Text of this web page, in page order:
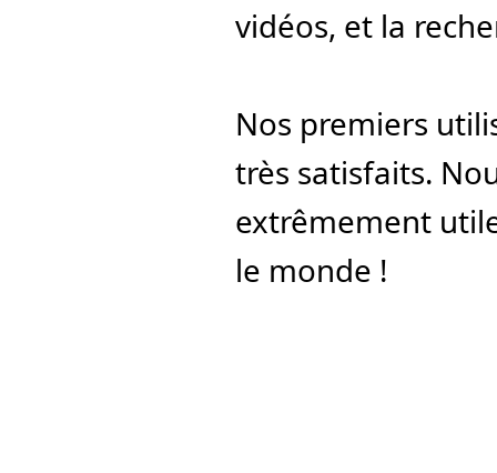
vidéos, et la
Nos premiers
très satisfaits.
extrêmement
le monde !